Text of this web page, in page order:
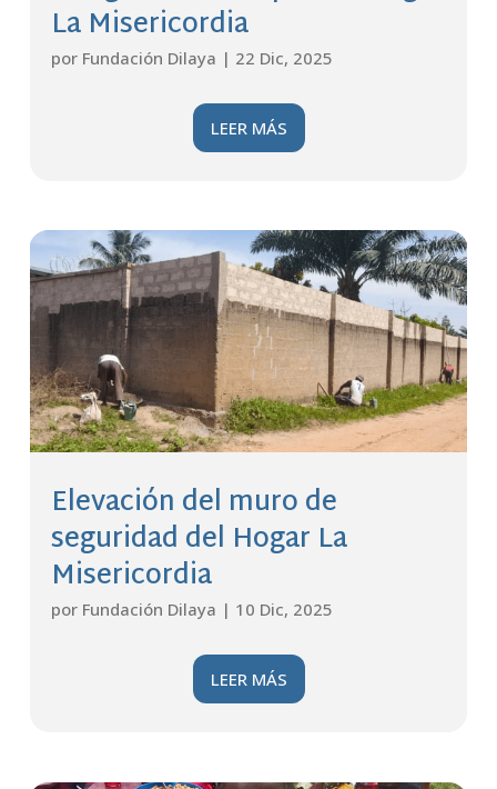
La Misericordia
por Fundación Dilaya | 22 Dic, 2025
LEER MÁS
Elevación del muro de
seguridad del Hogar La
Misericordia
por Fundación Dilaya | 10 Dic, 2025
LEER MÁS